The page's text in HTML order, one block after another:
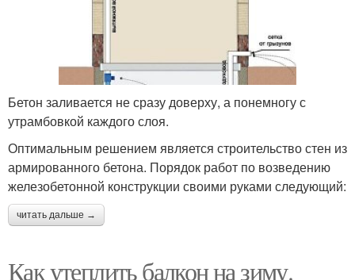
Бетон заливается не сразу доверху, а понемногу с
утрамбовкой каждого слоя.
Оптимальным решением является строительство стен из
армированного бетона. Порядок работ по возведению
железобетонной конструкции своими руками следующий:
читать дальше →
Как утеплить балкон на зиму.